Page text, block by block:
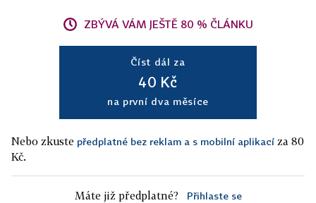
ZBÝVÁ VÁM JEŠTĚ 80 % ČLÁNKU
Číst dál za
40 Kč
na první dva měsíce
Nebo zkuste předplatné bez reklam a s mobilní aplikací za 80
Kč.
Máte již předplatné? Přihlaste se